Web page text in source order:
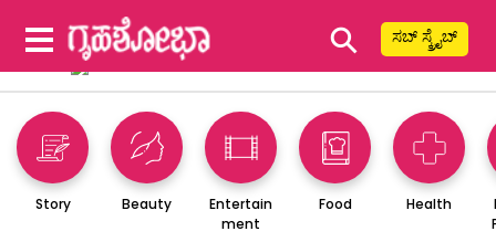
⚲ ಸಬ್ ಸ್ಕ್ರೈಬ್
Story Beauty
Entertain
ment
Food Health